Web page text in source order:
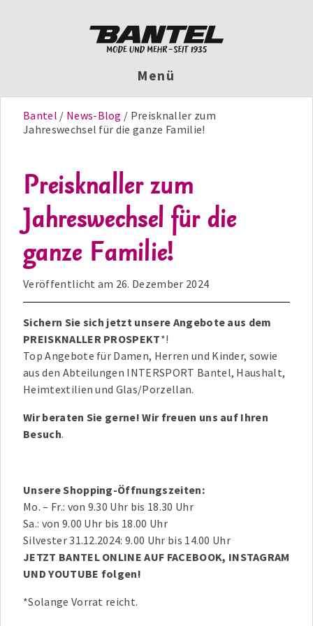
Menü
Bantel News-Blog
Preisknaller zum
Jahreswechsel für die ganze Familie!
Preisknaller zum
Jahreswechsel für die
ganze Familie!
Veröffentlicht am 26. Dezember 2024
Sichern Sie sich jetzt unsere Angebote aus dem
PREISKNALLER PROSPEKT*!
Top Angebote für Damen, Herren und Kinder, sowie
aus den Abteilungen INTERSPORT Bantel, Haushalt,
Heimtextilien und Glas/Porzellan.
Wir beraten Sie gerne! Wir freuen uns auf Ihren
Besuch.
Unsere Shopping-Öffnungszeiten:
Mo. – Fr.: von 9.30 Uhr bis 18.30 Uhr
Sa.: von 9.00 Uhr bis 18.00 Uhr
Silvester 31.12.2024: 9.00 Uhr bis 14.00 Uhr
JETZT BANTEL ONLINE AUF FACEBOOK, INSTAGRAM
UND YOUTUBE folgen!
*Solange Vorrat reicht.